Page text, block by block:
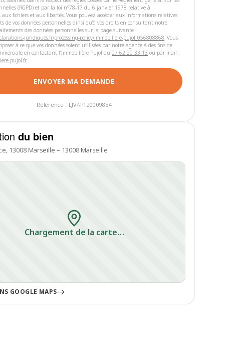
(RGPD) et par la loi n°78-17 du 6 janvier 1978 relative à
fichiers et aux libertés. Vous pouvez accéder aux informations relatives
de vos données personnelles ainsi qu'à vos droits en consultant notre
des données personnelles sur la page suivante :
juridiques.fr/processing-policy/immobiliere-pujol_056808868. Vous
à ce que vos données soient utilisées par notre agence à des fins de
en contactant l'Immobilière Pujol au07 62 20 33 13 ou par mail :
pujol.fr
ENVOYER MA DEMANDE
Référence : LJVAP120009854
du bien
13008 Marseille – 13008 Marseille
Chargement de la carte…
GOOGLE MAPS